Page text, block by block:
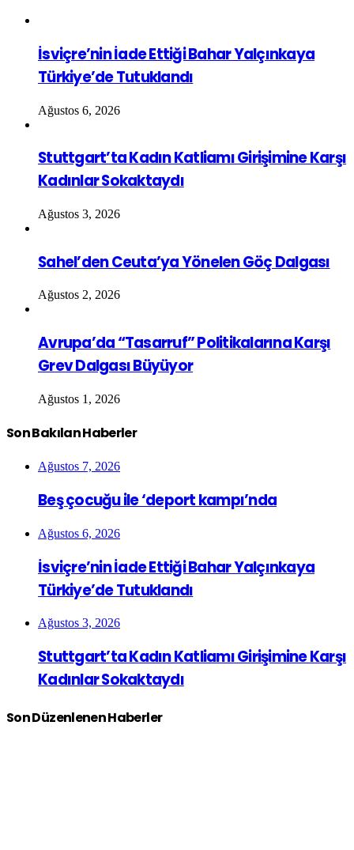
İsviçre’nin İade Ettiği Bahar Yalçınkaya
Türkiye’de Tutuklandı
Ağustos 6, 2026
Stuttgart’ta Kadın Katliamı Girişimine Karşı
Kadınlar Sokaktaydı
Ağustos 3, 2026
Sahel’den Ceuta’ya Yönelen Göç Dalgası
Ağustos 2, 2026
Avrupa’da “Tasarruf” Politikalarına Karşı
Grev Dalgası Büyüyor
Ağustos 1, 2026
Son Bakılan Haberler
Ağustos 7, 2026
Beş çocuğu ile ‘deport kampı’nda
Ağustos 6, 2026
İsviçre’nin İade Ettiği Bahar Yalçınkaya
Türkiye’de Tutuklandı
Ağustos 3, 2026
Stuttgart’ta Kadın Katliamı Girişimine Karşı
Kadınlar Sokaktaydı
Son Düzenlenen Haberler